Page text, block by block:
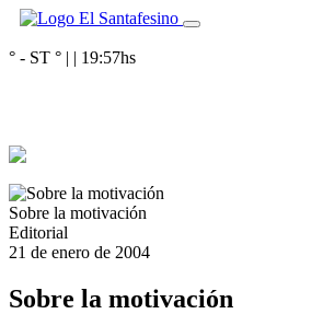
° - ST ° | | 19:57hs
Sobre la motivación
Editorial
21 de enero de 2004
Sobre la motivación